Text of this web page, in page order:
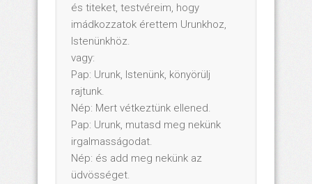
és titeket, testvéreim, hogy
imádkozzatok érettem Urunkhoz,
Istenünkhöz.
vagy:
Pap: Urunk, Istenünk, könyörülj
rajtunk.
Nép: Mert vétkeztünk ellened.
Pap: Urunk, mutasd meg nekünk
irgalmasságodat.
Nép: és add meg nekünk az
üdvösséget.